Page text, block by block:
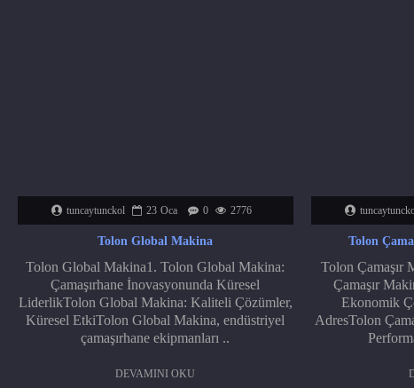
tuncaytunckol 23 Oca 0 2776
Tolon Global Makina
Tolon Global Makina1. Tolon Global Makina:
Çamaşırhane İnovasyonunda Küresel
LiderlikTolon Global Makina: Kaliteli Çözümler,
Küresel EtkiTolon Global Makina, endüstriyel
çamaşırhane ekipmanları ..
DEVAMINI OKU
Tolon
Tolon Çamaşır
Çamaşır
Ekonomik
AdresTolon